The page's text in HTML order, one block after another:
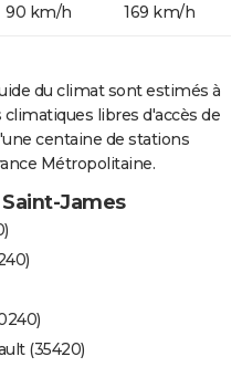
90 km/h 169 km/h
du climat sont estimés à
libres d'accès de
centaine de stations
Métropolitaine.
James
(35420)